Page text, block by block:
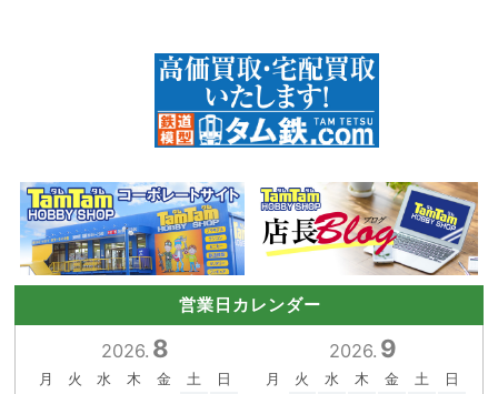
営業日カレンダー
2026. 8
月 火 水 木 金 土
日
2026. 9
月 火 水 木 金 土
日